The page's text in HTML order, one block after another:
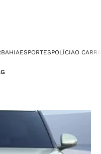
BAHIAESPORTESPOLÍCIAO